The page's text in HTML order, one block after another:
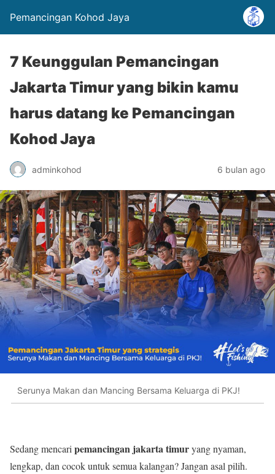
Pemancingan Kohod Jaya
7 Keunggulan Pemancingan
Jakarta Timur yang bikin kamu
harus datang ke Pemancingan
Kohod Jaya
adminkohod 6 bulan ago
Serunya Makan dan Mancing Bersama Keluarga di PKJ!
Sedang mencaripemancingan jakarta timuryang nyaman,
lengkap, dan cocok untuk semua kalangan? Jangan asal pilih.